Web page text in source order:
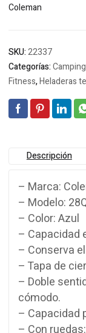
Coleman
SKU:22337
Categorías:
Fitness,Heladeras
Descripción
– Marca:
– Modelo:
– Color: Azul
– Capacidad
– Conserva
– Tapa de
– Doble
cómodo.
– Capacidad
– Con